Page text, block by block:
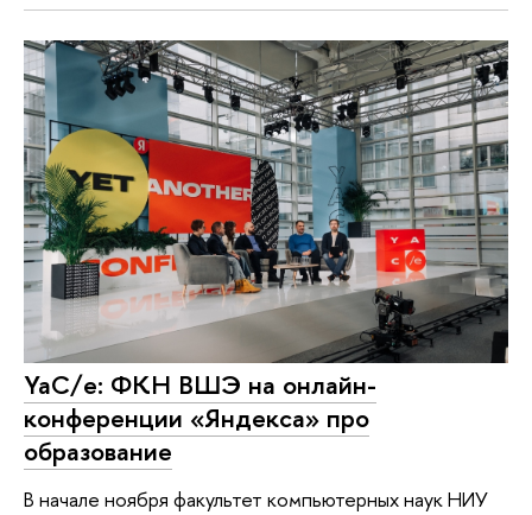
YaC/e: ФКН ВШЭ на онлайн-
конференции «Яндекса» про
образование
В начале ноября факультет компьютерных наук НИУ